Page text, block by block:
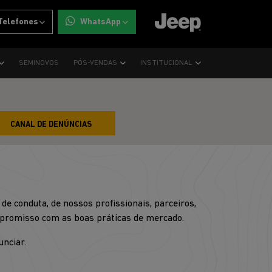
WhatsApp
SEMINOVOS PÓS-VENDAS INSTITUCIONAL
CANAL DE DENÚNCIAS
conduta, de nossos profissionais, parceiros,
com as boas práticas de mercado.